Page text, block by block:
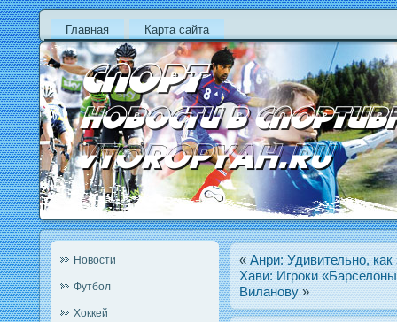
Главная Карта сайта
Новости
Футбол
Хоккей
«Анри: Удивительно,
Хави: Игроки
Виланову»